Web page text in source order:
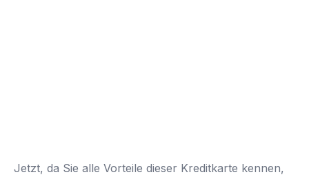
Jetzt, da Sie alle Vorteile dieser Kreditkarte kennen,